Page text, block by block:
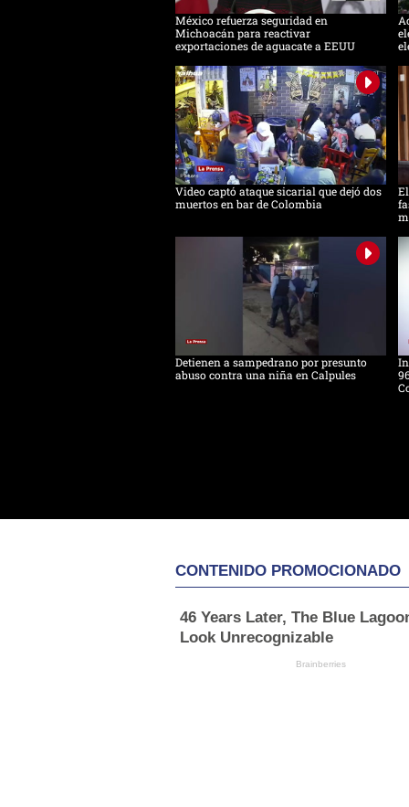
México refuerza seguridad en
Michoacán para reactivar
exportaciones de aguacate a EEUU
Video captó ataque sicarial que dejó dos
muertos en bar de Colombia
Detienen a sampedrano por presunto
abuso contra una niña en Calpules
CONTENIDO PROMOCIONADO
46 Years Later, The Blue
Look Unrecognizable
Brainberries